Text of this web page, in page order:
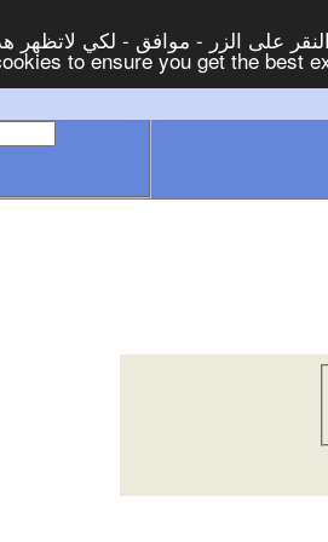
على الزر - موافق - لكي لاتظهر
to ensure you get the best